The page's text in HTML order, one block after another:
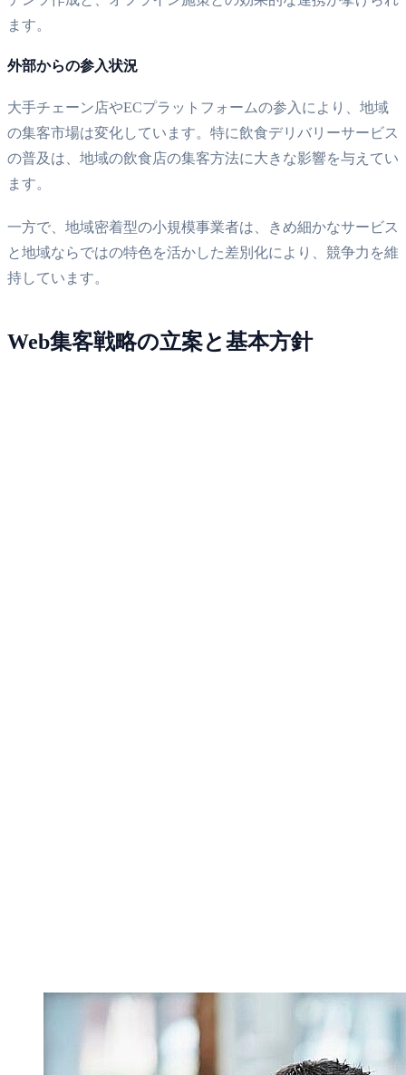
ます。
外部からの参入状況
大手チェーン店やECプラットフォームの参入により、地域
の集客市場は変化しています。特に飲食デリバリーサービス
の普及は、地域の飲食店の集客方法に大きな影響を与えてい
ます。
一方で、地域密着型の小規模事業者は、きめ細かなサービス
と地域ならではの特色を活かした差別化により、競争力を維
持しています。
Web集客戦略の立案と基本方針